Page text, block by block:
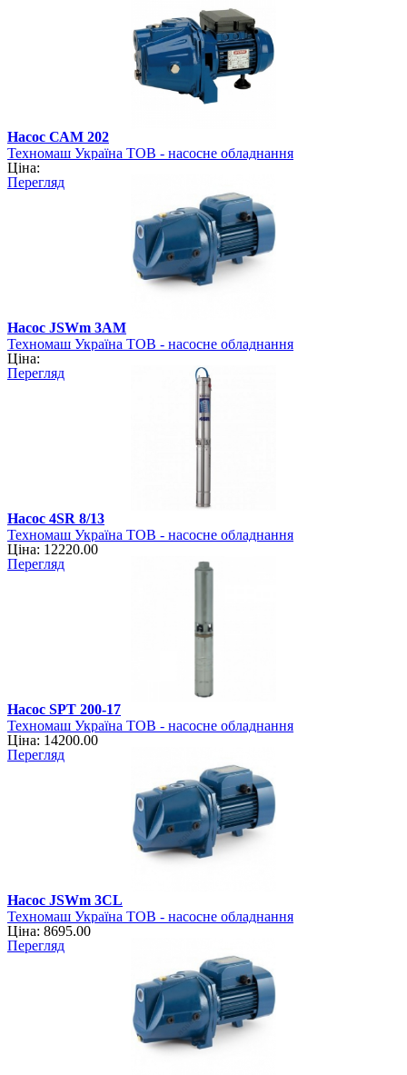
Насос САМ 202
Техномаш Україна ТОВ - насосне обладнання
Ціна:
Перегляд
Насос JSWm 3АМ
Техномаш Україна ТОВ - насосне обладнання
Ціна:
Перегляд
Насос 4SR 8/13
Техномаш Україна ТОВ - насосне обладнання
Ціна: 12220.00
Перегляд
Насос SPT 200-17
Техномаш Україна ТОВ - насосне обладнання
Ціна: 14200.00
Перегляд
Насос JSWm 3CL
Техномаш Україна ТОВ - насосне обладнання
Ціна: 8695.00
Перегляд